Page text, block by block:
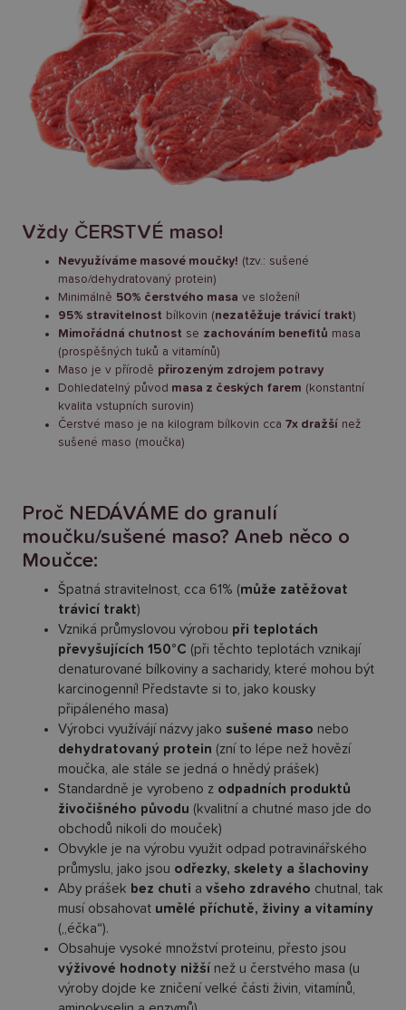
Vždy ČERSTVÉ maso!
Nevyužíváme masové moučky! (tzv.: sušené
maso/dehydratovaný protein)
Minimálně 50% čerstvého masa ve složení!
95% stravitelnost bílkovin (nezatěžuje trávicí trakt)
Mimořádná chutnost se zachováním benefitů masa
(prospěšných tuků a vitamínů)
Maso je v přírodě přirozeným zdrojem potravy
Dohledatelný původ masa z českých farem (konstantní
kvalita vstupních surovin)
Čerstvé maso je na kilogram bílkovin cca 7x dražší než
sušené maso (moučka)
Proč NEDÁVÁME do granulí
moučku/sušené maso? Aneb něco o
Moučce:
Špatná stravitelnost, cca 61% (může zatěžovat
trávicí trakt)
Vzniká průmyslovou výrobou při teplotách
převyšujících 150°C (při těchto teplotách vznikají
denaturované bílkoviny a sacharidy, které mohou být
karcinogenní! Představte si to, jako kousky
připáleného masa)
Výrobci využívájí názvy jako sušené maso nebo
dehydratovaný protein (zní to lépe než hovězí
moučka, ale stále se jedná o hnědý prášek)
Standardně je vyrobeno z odpadních produktů
živočišného původu (kvalitní a chutné maso jde do
obchodů nikoli do mouček)
Obvykle je na výrobu využit odpad potravinářského
průmyslu, jako jsou odřezky, skelety a šlachoviny
Aby prášek bez chuti a všeho zdravého chutnal, tak
musí obsahovat umělé příchutě, živiny a vitamíny
(„éčka“).
Obsahuje vysoké množství proteinu, přesto jsou
výživové hodnoty nižší než u čerstvého masa (u
výroby dojde ke zničení velké části živin, vitamínů,